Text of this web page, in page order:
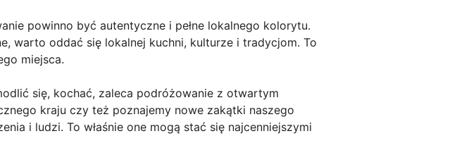
powinno być autentyczne i pełne lokalnego kolorytu.
warto oddać się lokalnej kuchni, kulturze i tradycjom. To
miejsca.
się, kochać, zaleca podróżowanie z otwartym
kraju czy też poznajemy nowe zakątki naszego
i ludzi. To właśnie one mogą stać się najcenniejszymi